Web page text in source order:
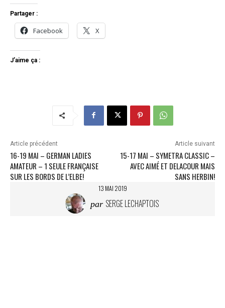
Partager :
Facebook X
J’aime ça :
Article précédent
16-19 MAI – GERMAN LADIES
AMATEUR – 1 SEULE FRANÇAISE
SUR LES BORDS DE L’ELBE!
Article suivant
15-17 MAI – SYMETRA CLASSIC –
AVEC AIMÉ ET DELACOUR MAIS
SANS HERBIN!
13 MAI 2019
par SERGE LECHAPTOIS